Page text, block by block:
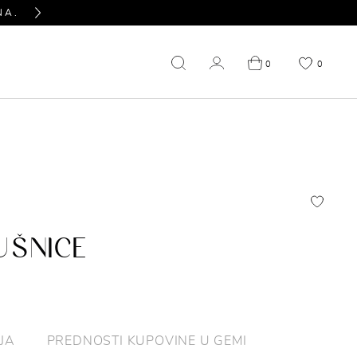
Next
0 0
PREDNOSTI KUPOVINE U GEMI